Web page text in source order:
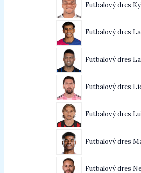
Futbalový dres
Futbalový dres
Futbalový dres
Futbalový dres
Futbalový dres
Futbalový dres
Futbalový dres